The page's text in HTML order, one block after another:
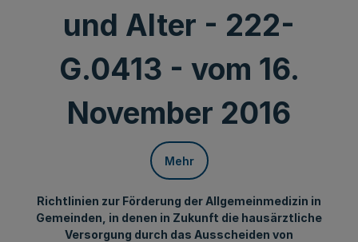
und Alter - 222-
G.0413 - vom 16.
November 2016
Mehr
Richtlinien zur Förderung der Allgemeinmedizin in
Gemeinden, in denen in Zukunft die hausärztliche
Versorgung durch das Ausscheiden von